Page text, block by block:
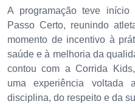
A programação teve
Passo Certo, reunindo
momento de incentivo à
saúde e à melhoria da
contou com a Corrida
uma experiência voltada
disciplina, do respeito e da